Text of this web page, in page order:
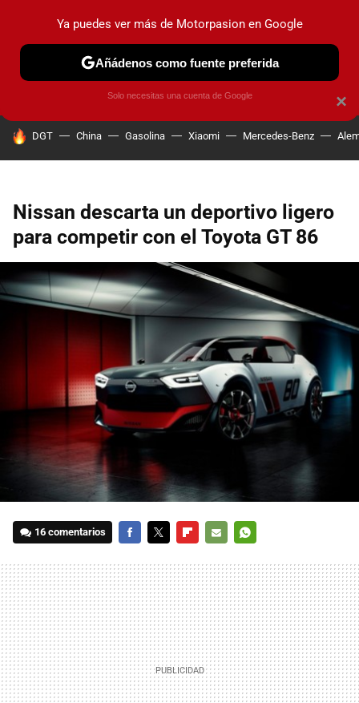
PRUEBAS COCHES ELÉCTRICOS OBSERVATORIO
HOY SE HABLA DE
DGT China Gasolina Xiaomi Mercedes-Benz
Nissan descarta un deportivo ligero
para competir con el Toyota GT 86
16 comentarios
MAIL
×
Ya puedes ver más de Motorpasion en Google
Añádenos como fuente preferida
Solo necesitas una cuenta de Google